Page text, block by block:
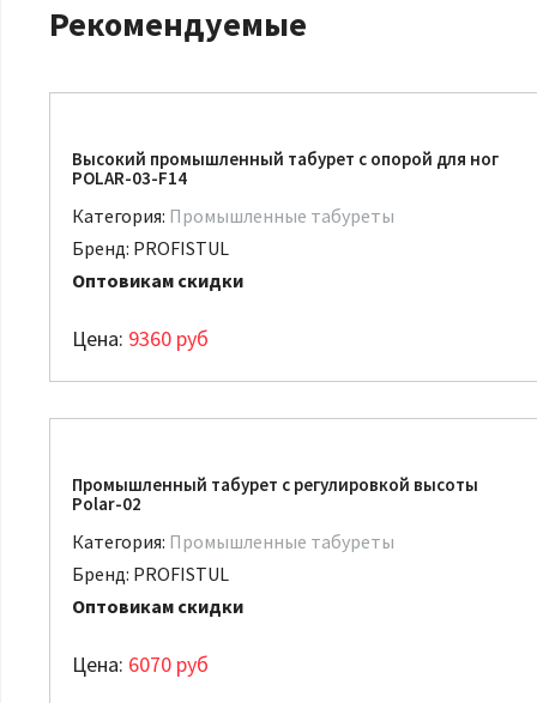
Рекомендуемые
Высокий промышленный табурет с опорой для ног
POLAR-03-F14
Категория: Промышленные табуреты
Бренд: PROFISTUL
Оптовикам скидки
Цена: 9360 руб
Промышленный табурет с регулировкой высоты
Polar-02
Категория: Промышленные табуреты
Бренд: PROFISTUL
Оптовикам скидки
Цена: 6070 руб